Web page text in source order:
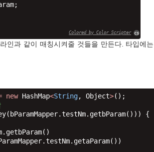
Colored by Color Scripter cs
인과 같이 매칭시켜줄 것들을 만든다. 타입에
new HashMap<String, Object>();
bParamMapper.testNm.getbParam() )) {
.getbParam()
.testNm.getaParam())